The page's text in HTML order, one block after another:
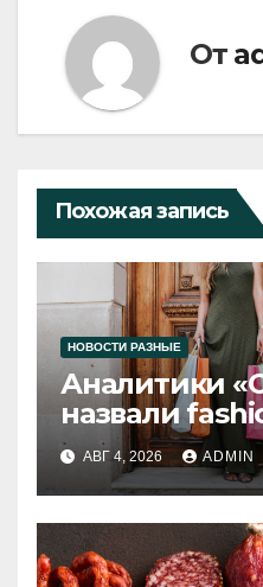
От
Похожая запись
НОВОСТИ РАЗНЫЕ
Аналитики
назвали
2026 года
АВГ 4, 2026 ADMIN